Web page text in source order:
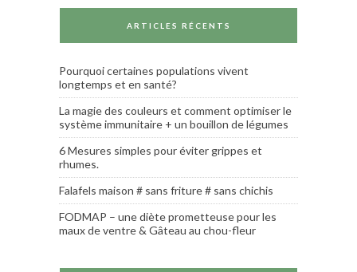
ARTICLES RÉCENTS
Pourquoi certaines populations vivent
longtemps et en santé?
La magie des couleurs et comment optimiser le
système immunitaire + un bouillon de légumes
6 Mesures simples pour éviter grippes et
rhumes.
Falafels maison # sans friture # sans chichis
FODMAP – une diète prometteuse pour les
maux de ventre & Gâteau au chou-fleur